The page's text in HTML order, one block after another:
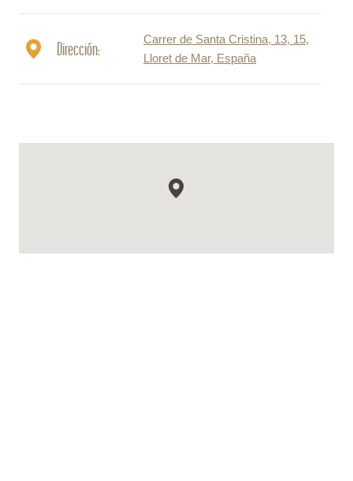
Dirección:
Carrer de Santa Cristina, 13, 15,
Lloret de Mar, España